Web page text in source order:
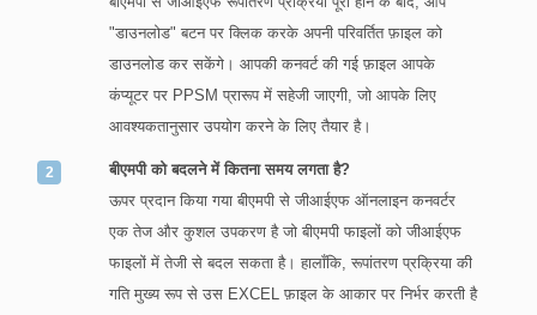
"डाउनलोड" बटन पर क्लिक करके अपनी परिवर्तित फ़ाइल को
डाउनलोड कर सकेंगे। आपकी कनवर्ट की गई फ़ाइल आपके
कंप्यूटर पर PPSM प्रारूप में सहेजी जाएगी, जो आपके लिए
आवश्यकतानुसार उपयोग करने के लिए तैयार है।
बीएमपी को बदलने में कितना समय लगता है?
ऊपर प्रदान किया गया बीएमपी से जीआईएफ ऑनलाइन कनवर्टर
एक तेज और कुशल उपकरण है जो बीएमपी फाइलों को जीआईएफ
फाइलों में तेजी से बदल सकता है। हालाँकि, रूपांतरण प्रक्रिया की
गति मुख्य रूप से उस EXCEL फ़ाइल के आकार पर निर्भर करती है